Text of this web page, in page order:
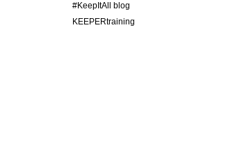
#KeepItAll blog
KEEPERtraining